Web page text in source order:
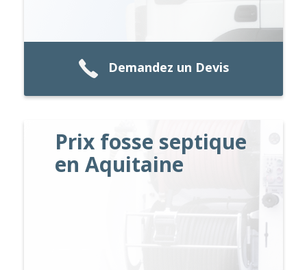
Demandez un Devis
Prix fosse septique
en Aquitaine